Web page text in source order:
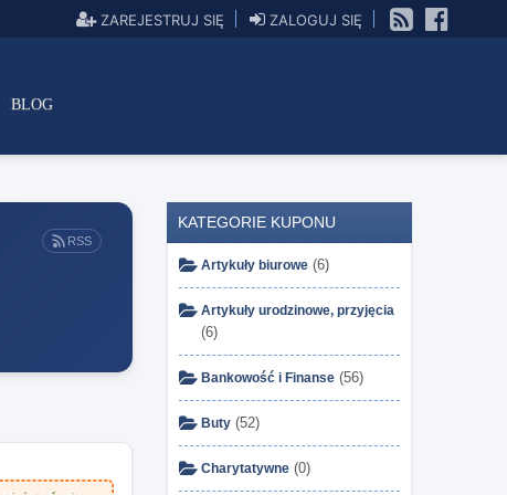
ZAREJESTRUJ SIĘ
ZALOGUJ SIĘ
BLOG
RSS
KATEGORIE KUPONU
Artykuły biurowe (6)
Artykuły urodzinowe, przyjęcia
(6)
Bankowość i Finanse (56)
Buty (52)
Charytatywne (0)